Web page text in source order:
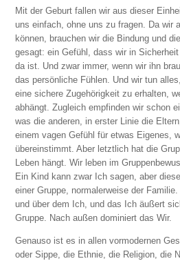
Mit der Geburt fallen wir aus dieser
uns einfach, ohne uns zu fragen. Da wir
können, brauchen wir die Bindung und
gesagt: ein Gefühl, dass wir in
da ist. Und zwar immer, wenn wir ihn
das persönliche Fühlen. Und wir tun
eine sichere Zugehörigkeit zu erhalten,
abhängt. Zugleich empfinden wir schon
was die anderen, in erster Linie die
einem vagen Gefühl für etwas Eigenes,
übereinstimmt. Aber letztlich hat die
Leben hängt. Wir leben im
Ein Kind kann zwar Ich sagen, aber
einer Gruppe, normalerweise der
und über dem Ich, und das Ich äußert
Gruppe. Nach außen dominiert das Wir.
Genauso ist es in allen vormodernen
oder Sippe, die Ethnie, die Religion, die